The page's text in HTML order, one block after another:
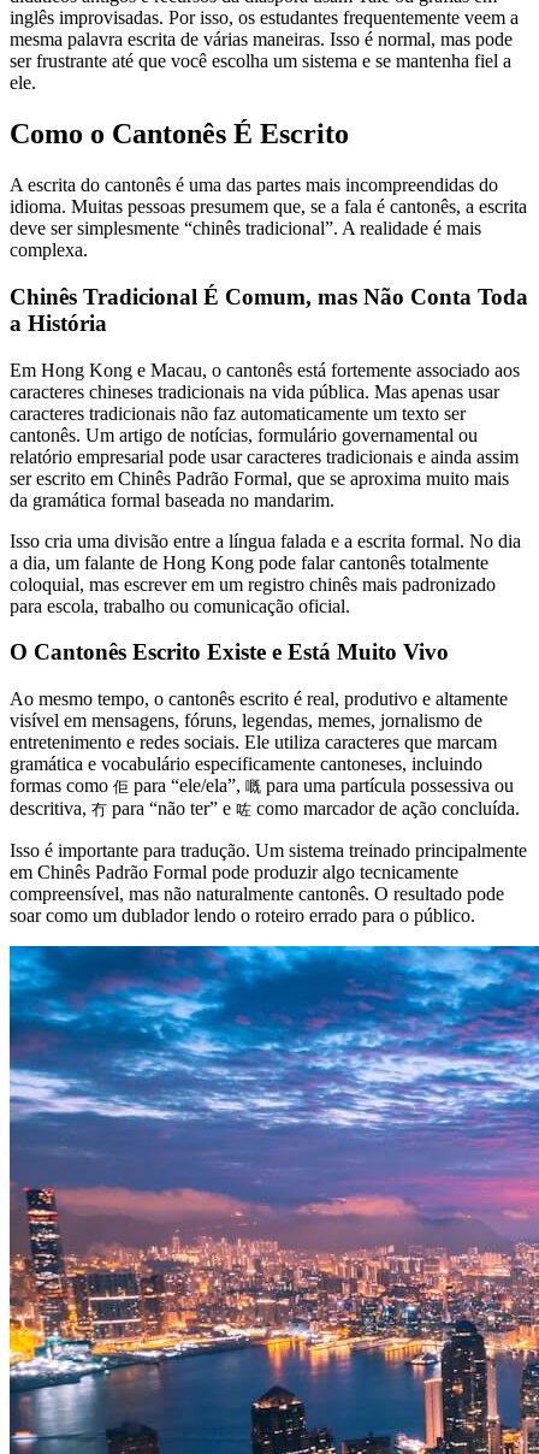
inglês improvisadas. Por isso, os estudantes frequentemente veem a
mesma palavra escrita de várias maneiras. Isso é normal, mas pode
ser frustrante até que você escolha um sistema e se mantenha fiel a
ele.
Como o Cantonês É Escrito
A escrita do cantonês é uma das partes mais incompreendidas do
idioma. Muitas pessoas presumem que, se a fala é cantonês, a escrita
deve ser simplesmente “chinês tradicional”. A realidade é mais
complexa.
Chinês Tradicional É Comum, mas Não Conta Toda
a História
Em Hong Kong e Macau, o cantonês está fortemente associado aos
caracteres chineses tradicionais na vida pública. Mas apenas usar
caracteres tradicionais não faz automaticamente um texto ser
cantonês. Um artigo de notícias, formulário governamental ou
relatório empresarial pode usar caracteres tradicionais e ainda assim
ser escrito em Chinês Padrão Formal, que se aproxima muito mais
da gramática formal baseada no mandarim.
Isso cria uma divisão entre a língua falada e a escrita formal. No dia
a dia, um falante de Hong Kong pode falar cantonês totalmente
coloquial, mas escrever em um registro chinês mais padronizado
para escola, trabalho ou comunicação oficial.
O Cantonês Escrito Existe e Está Muito Vivo
Ao mesmo tempo, o cantonês escrito é real, produtivo e altamente
visível em mensagens, fóruns, legendas, memes, jornalismo de
entretenimento e redes sociais. Ele utiliza caracteres que marcam
gramática e vocabulário especificamente cantoneses, incluindo
formas como 佢 para “ele/ela”, 嘅 para uma partícula possessiva ou
descritiva, 冇 para “não ter” e 咗 como marcador de ação concluída.
Isso é importante para tradução. Um sistema treinado principalmente
em Chinês Padrão Formal pode produzir algo tecnicamente
compreensível, mas não naturalmente cantonês. O resultado pode
soar como um dublador lendo o roteiro errado para o público.